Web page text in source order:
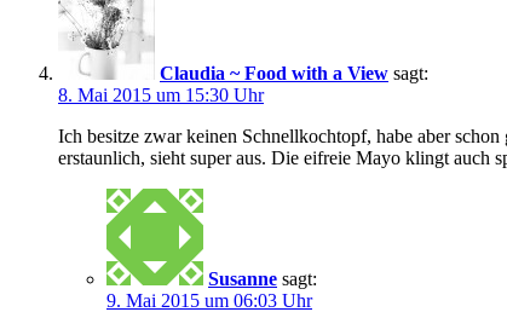
Claudia ~ Food with a View sagt:
8. Mai 2015 um 15:30 Uhr
Ich besitze zwar keinen Schnellkochtopf, habe aber
erstaunlich, sieht super aus. Die eifreie Mayo klingt auch
Susanne sagt:
9. Mai 2015 um 06:03 Uhr